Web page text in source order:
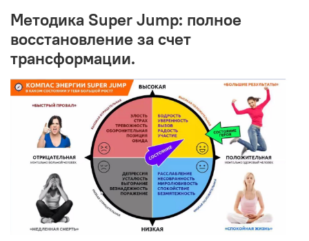
Методика Super Jump: полное
восстановление за счет
трансформации.